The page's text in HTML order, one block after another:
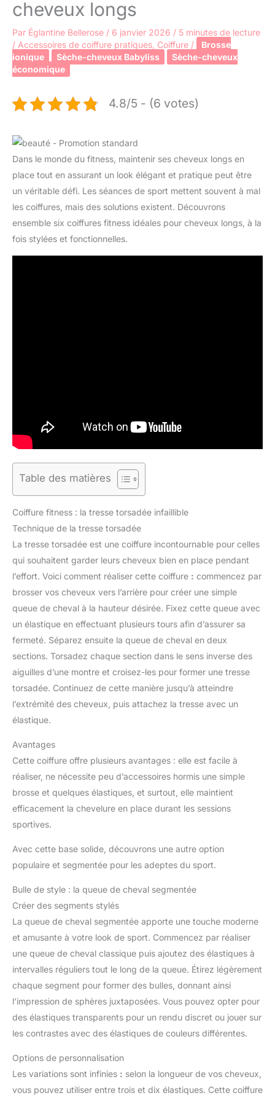
cheveux longs
Par Églantine Bellerose / 6 janvier 2026 / 5 minutes de lecture
/ Accessoires de coiffure pratiques Coiffure /
Brosse
ionique
Sèche-cheveux Babyliss
Sèche-cheveux
économique
4.8/5 - (6 votes)
Dans le monde du fitness, maintenir ses cheveux longs en
place tout en assurant un look élégant et pratique peut être
un véritable défi. Les séances de sport mettent souvent à mal
les coiffures, mais des solutions existent. Découvrons
ensemble six coiffures fitness idéales pour cheveux longs, à la
fois stylées et fonctionnelles.
Table des matières
Coiffure fitness : la tresse torsadée infaillible
Technique de la tresse torsadée
La tresse torsadée est une coiffure incontournable pour celles
qui souhaitent garder leurs cheveux bien en place pendant
l’effort. Voici comment réaliser cette coiffure : commencez par
brosser vos cheveux vers l’arrière pour créer une simple
queue de cheval à la hauteur désirée. Fixez cette queue avec
un élastique en effectuant plusieurs tours afin d’assurer sa
fermeté. Séparez ensuite la queue de cheval en deux
sections. Torsadez chaque section dans le sens inverse des
aiguilles d’une montre et croisez-les pour former une tresse
torsadée. Continuez de cette manière jusqu’à atteindre
l’extrémité des cheveux, puis attachez la tresse avec un
élastique.
Avantages
Cette coiffure offre plusieurs avantages : elle est facile à
réaliser, ne nécessite peu d’accessoires hormis une simple
brosse et quelques élastiques, et surtout, elle maintient
efficacement la chevelure en place durant les sessions
sportives.
Avec cette base solide, découvrons une autre option
populaire et segmentée pour les adeptes du sport.
Bulle de style : la queue de cheval segmentée
Créer des segments stylés
La queue de cheval segmentée apporte une touche moderne
et amusante à votre look de sport. Commencez par réaliser
une queue de cheval classique puis ajoutez des élastiques à
intervalles réguliers tout le long de la queue. Étirez légèrement
chaque segment pour former des bulles, donnant ainsi
l’impression de sphères juxtaposées. Vous pouvez opter pour
des élastiques transparents pour un rendu discret ou jouer sur
les contrastes avec des élastiques de couleurs différentes.
Options de personnalisation
Les variations sont infinies : selon la longueur de vos cheveux,
vous pouvez utiliser entre trois et dix élastiques. Cette coiffure